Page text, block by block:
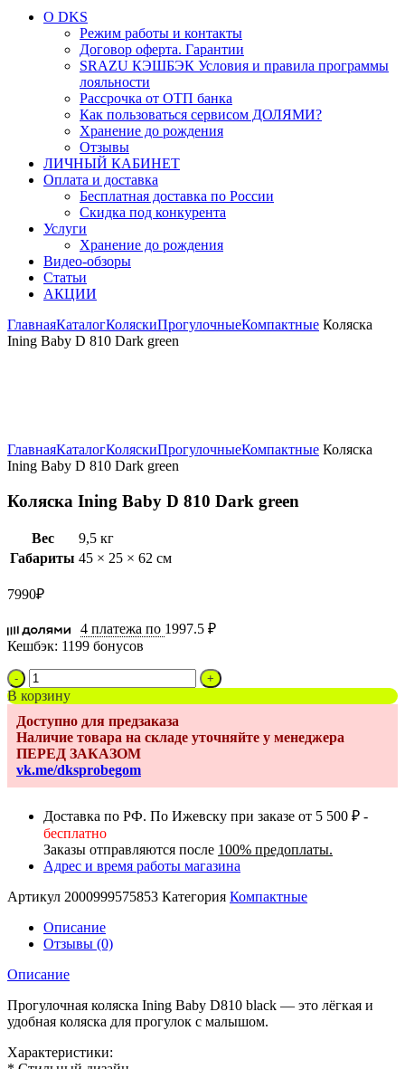
О DKS
Режим работы и контакты
Договор оферта. Гарантии
SRAZU КЭШБЭК Условия и правила программы
лояльности
Рассрочка от ОТП банка
Как пользоваться сервисом ДОЛЯМИ?
Хранение до рождения
Отзывы
ЛИЧНЫЙ КАБИНЕТ
Оплата и доставка
Бесплатная доставка по России
Скидка под конкурента
Услуги
Хранение до рождения
Видео-обзоры
Статьи
АКЦИИ
ГлавнаяКаталогКоляскиПрогулочныеКомпактные Коляска
Ining Baby D 810 Dark green
ГлавнаяКаталогКоляскиПрогулочныеКомпактные Коляска
Ining Baby D 810 Dark green
Коляска Ining Baby D 810 Dark green
Вес
9,5 кг
Габариты 45 × 25 × 62 см
7990₽
4 платежа по 1997.5 ₽
Кешбэк: 1199 бонусов
Количество
товара
Коляска
Ining
Baby
D
810
Dark
В корзину
Доступно для предзаказа
Наличие товара на складе уточняйте у менеджера
ПЕРЕД ЗАКАЗОМ
vk.me/dksprobegom
Доставка по РФ. По Ижевску при заказе от 5 500 ₽ -
бесплатно
Заказы отправляются после 100% предоплаты.
Адрес и время работы магазина
Артикул 2000999575853 Категория Компактные
Описание
Отзывы (0)
Описание
Прогулочная коляска Ining Baby D810 black — это лёгкая и
удобная коляска для прогулок с малышом.
Характеристики: